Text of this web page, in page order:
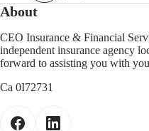
About
CEO Insurance & Financial
independent insurance agency
forward to assisting you with
Ca 0I72731